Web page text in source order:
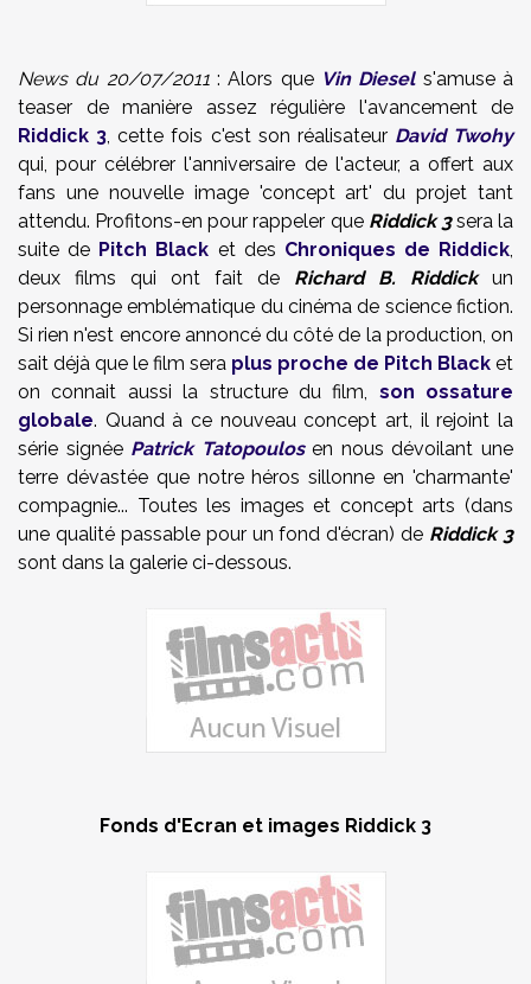
News du 20/07/2011: Alors que Vin Diesels'amuse à
teaser de manière assez régulière l'avancement de
Riddick 3, cette fois c'est son réalisateur David Twohy
qui, pour célébrer l'anniversaire de l'acteur, a offert aux
fans une nouvelle image 'concept art' du projet tant
attendu. Profitons-en pour rappeler que Riddick 3sera la
suite de Pitch Black et des Chroniques de Riddick,
deux films qui ont fait de Richard B. Riddickun
personnage emblématique du cinéma de science fiction.
Si rien n'est encore annoncé du côté de la production, on
sait déjà que le film sera plus proche de Pitch Black et
on connait aussi la structure du film, son ossature
globale. Quand à ce nouveau concept art, il rejoint la
série signée Patrick Tatopoulosen nous dévoilant une
terre dévastée que notre héros sillonne en 'charmante'
compagnie... Toutes les images et concept arts (dans
une qualité passable pour un fond d'écran) de Riddick 3
sont dans la galerie ci-dessous.
Fonds d'Ecran et images Riddick 3